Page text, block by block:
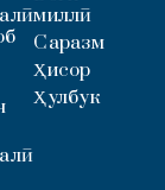
миллӣ
Саразм
Ҳисор
Ҳулбук